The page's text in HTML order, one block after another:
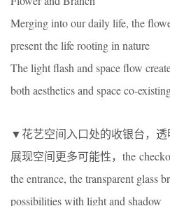
Merging into our daily life, the
present the life rooting in nature
The light flash and space flow
both aesthetics and space co-
▼花艺空间入口处的收银台，
展现空间更多可能性，the
the entrance, the transparent glass
possibilities with light and shadow